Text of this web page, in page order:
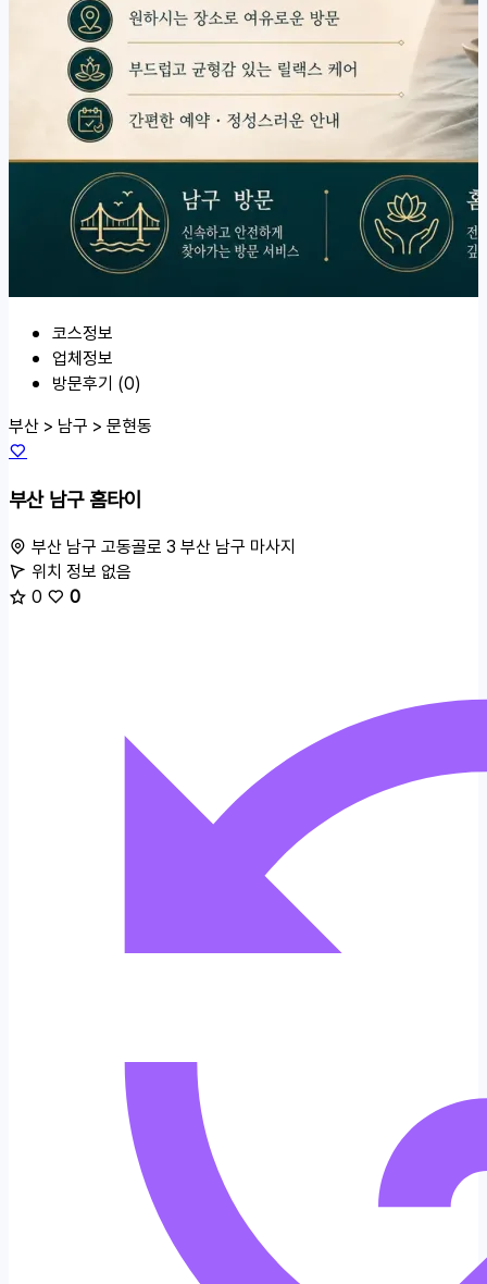
코스정보
업체정보
방문후기 (0)
부산 > 남구 > 문현동
부산 남구 홈타이
부산 남구 고동골로 3 부산 남구 마사지
위치 정보 없음
0
0